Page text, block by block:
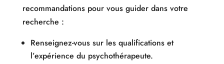
recommandations pour vous guider dans votre
recherche :
Renseignez-vous sur les qualifications et
l’expérience du psychothérapeute.